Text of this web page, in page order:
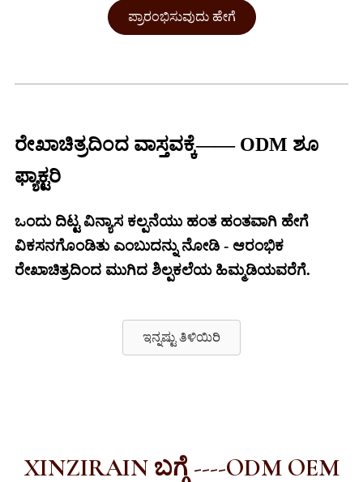
ಪ್ರಾರಂಭಿಸುವುದು ಹೇಗೆ
ರೇಖಾಚಿತ್ರದಿಂದ ವಾಸ್ತವಕ್ಕೆ—— ODM ಶೂ
ಫ್ಯಾಕ್ಟರಿ
ಒಂದು ದಿಟ್ಟ ವಿನ್ಯಾಸ ಕಲ್ಪನೆಯು ಹಂತ ಹಂತವಾಗಿ ಹೇಗೆ
ವಿಕಸನಗೊಂಡಿತು ಎಂಬುದನ್ನು ನೋಡಿ - ಆರಂಭಿಕ
ರೇಖಾಚಿತ್ರದಿಂದ ಮುಗಿದ ಶಿಲ್ಪಕಲೆಯ ಹಿಮ್ಮಡಿಯವರೆಗೆ.
ಇನ್ನಷ್ಟು ತಿಳಿಯಿರಿ
XINZIRAIN ಬಗ್ಗೆ ----ODM OEM